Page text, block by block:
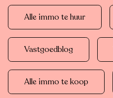
Alle immo te huur
Vastgoedblog
Alle immo te koop